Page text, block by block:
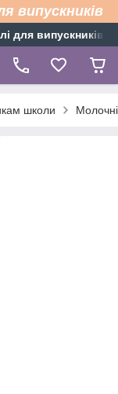
випускників
для випускників
школи